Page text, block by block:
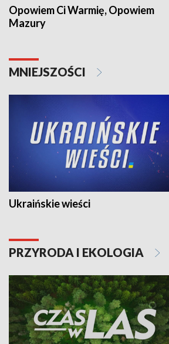
Opowiem Ci Warmię, Opowiem
Mazury
MNIEJSZOŚCI
Ukraińskie wieści
PRZYRODA I EKOLOGIA